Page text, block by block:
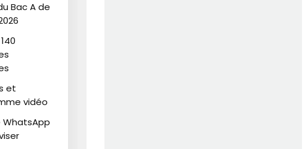
Bac A de
et
vidéo
WhatsApp